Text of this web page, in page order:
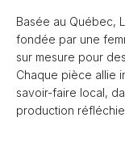
Basée au Québec,
fondée par une
sur mesure pour
Chaque pièce allie
savoir-faire local,
production